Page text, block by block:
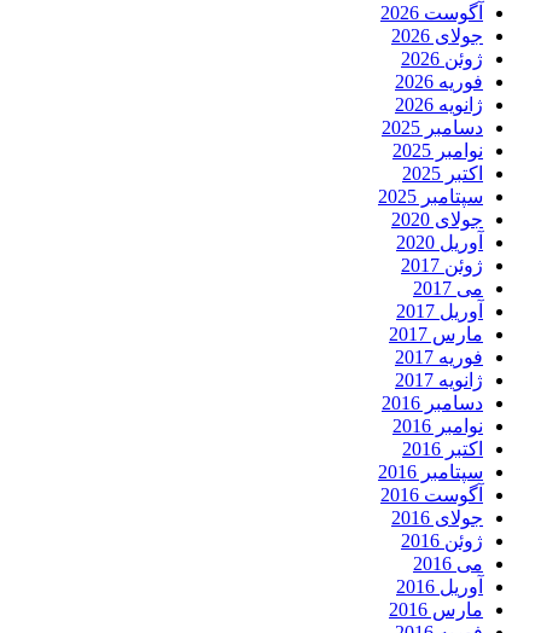
آگوست 2026
جولای 2026
ژوئن 2026
فوریه 2026
ژانویه 2026
دسامبر 2025
نوامبر 2025
اکتبر 2025
سپتامبر 2025
جولای 2020
آوریل 2020
ژوئن 2017
می 2017
آوریل 2017
مارس 2017
فوریه 2017
ژانویه 2017
دسامبر 2016
نوامبر 2016
اکتبر 2016
سپتامبر 2016
آگوست 2016
جولای 2016
ژوئن 2016
می 2016
آوریل 2016
مارس 2016